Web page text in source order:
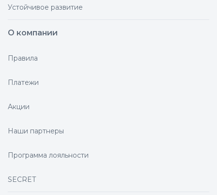
Устойчивое развитие
О компании
Правила
Платежи
Акции
Наши партнеры
Программа лояльности
SECRET